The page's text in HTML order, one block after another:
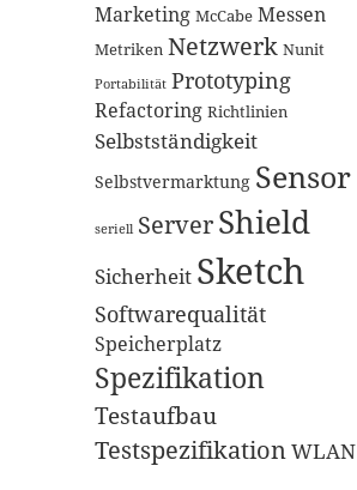
Marketing McCabe Messen
Metriken Netzwerk Nunit
Portabilität Prototyping
Refactoring Richtlinien
Selbstständigkeit
Selbstvermarktung Sensor
seriell ServerShield
Sicherheit Sketch
Softwarequalität
Speicherplatz
Spezifikation
Testaufbau
TestspezifikationWLAN